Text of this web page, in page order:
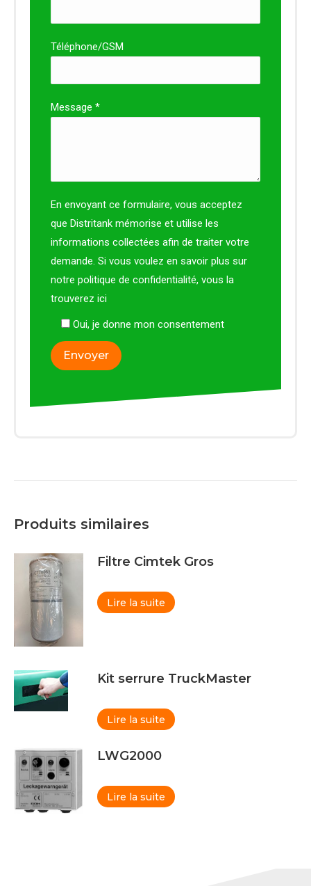
Téléphone/GSM
Message *
En envoyant ce formulaire, vous acceptez
que Distritank mémorise et utilise les
informations collectées afin de traiter votre
demande. Si vous voulez en savoir plus sur
notre politique de confidentialité, vous la
trouverez ici
Oui, je donne mon consentement
Produits similaires
Filtre Cimtek Gros
Lire la suite
Kit serrure TruckMaster
Lire la suite
LWG2000
Lire la suite